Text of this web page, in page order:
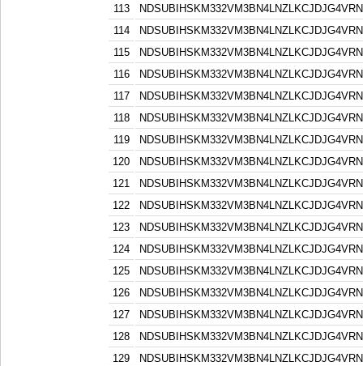
113
114
115
116
117
118
119
120
121
122
123
124
125
126
127
128
129